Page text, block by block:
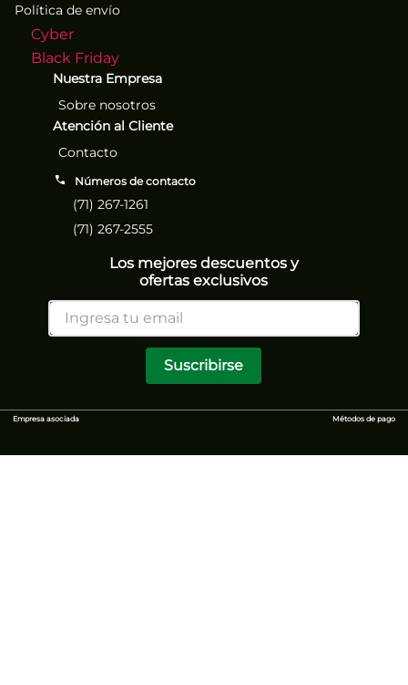
Política de envío
Cyber
Black Friday
Nuestra Empresa
Sobre nosotros
Atención al Cliente
Contacto
Números de contacto
(71) 267-1261
(71) 267-2555
Los mejores descuentos y
ofertas exclusivos
Suscribirse
Empresa asociada Métodos de pago